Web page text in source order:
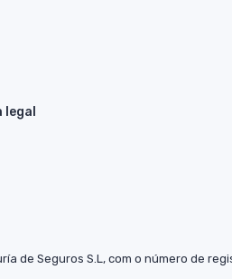
legal
de Seguros S.L, com o número de